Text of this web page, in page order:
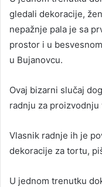
gledali dekoracije,
nepažnje pala je sa
prostor i u
u Bujanovcu.
Ovaj bizarni slučaj
radnju za
Vlasnik radnje ih je
dekoracije za tortu,
U jednom trenutku